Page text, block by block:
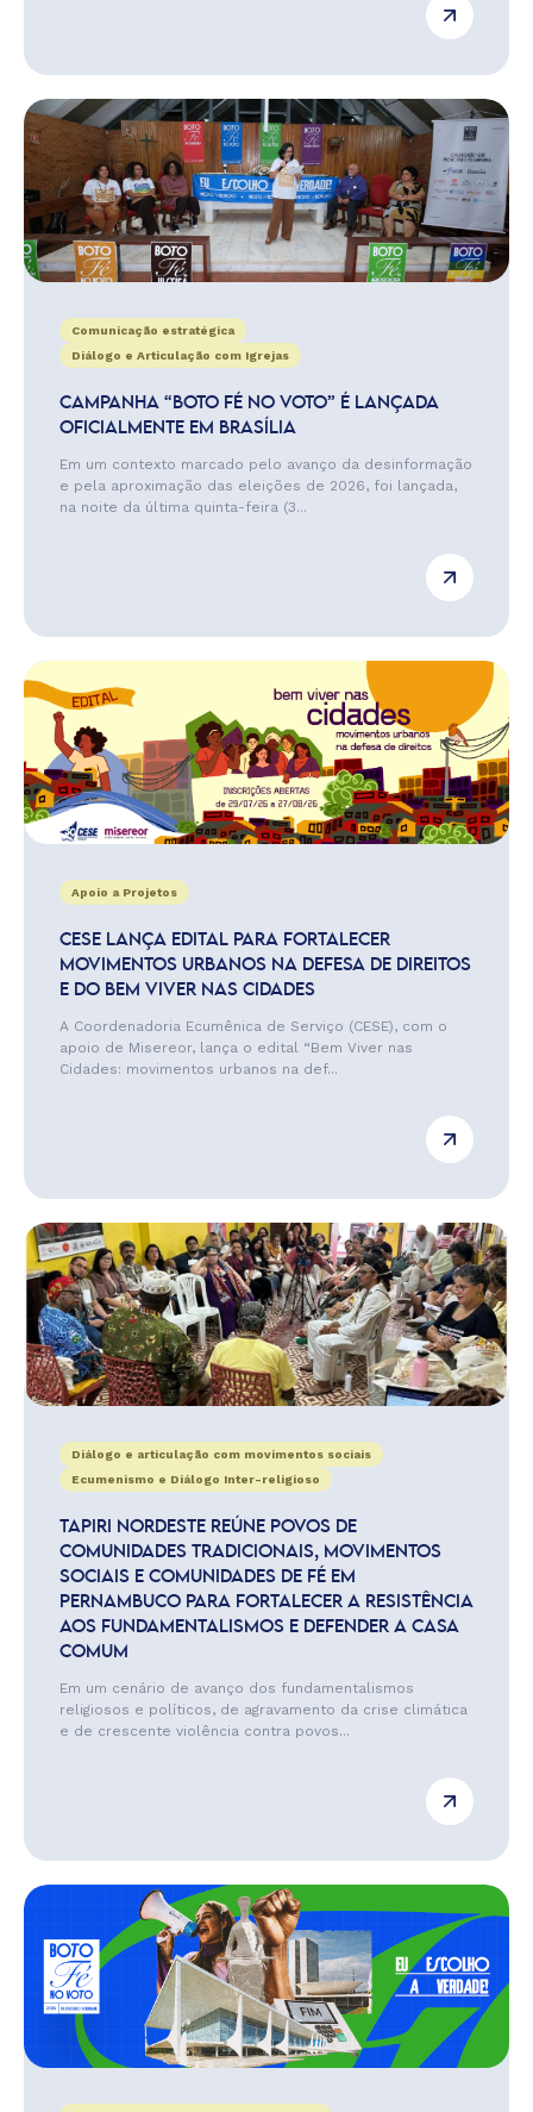
Comunicação estratégica
Diálogo e Articulação com Igrejas
CAMPANHA “BOTO FÉ NO VOTO” É LANÇADA
OFICIALMENTE EM BRASÍLIA
Em um contexto marcado pelo avanço da desinformação
e pela aproximação das eleições de 2026, foi lançada,
na noite da última quinta-feira (3...
Apoio a Projetos
CESE LANÇA EDITAL PARA FORTALECER
MOVIMENTOS URBANOS NA DEFESA DE DIREITOS
E DO BEM VIVER NAS CIDADES
A Coordenadoria Ecumênica de Serviço (CESE), com o
apoio de Misereor, lança o edital “Bem Viver nas
Cidades: movimentos urbanos na def...
Diálogo e articulação com movimentos sociais
Ecumenismo e Diálogo Inter-religioso
TAPIRI NORDESTE REÚNE POVOS DE
COMUNIDADES TRADICIONAIS, MOVIMENTOS
SOCIAIS E COMUNIDADES DE FÉ EM
PERNAMBUCO PARA FORTALECER A RESISTÊNCIA
AOS FUNDAMENTALISMOS E DEFENDER A CASA
COMUM
Em um cenário de avanço dos fundamentalismos
religiosos e políticos, de agravamento da crise climática
e de crescente violência contra povos...